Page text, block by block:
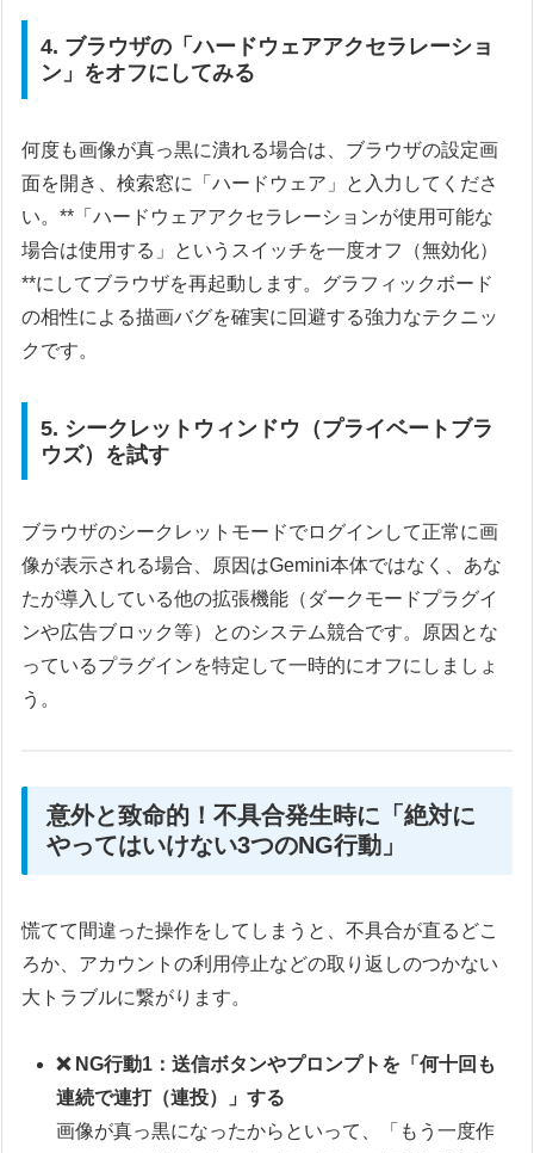
4. ブラウザの「ハードウェアアクセラレーショ
ン」をオフにしてみる
何度も画像が真っ黒に潰れる場合は、ブラウザの設定画
面を開き、検索窓に「ハードウェア」と入力してくださ
い。**「ハードウェアアクセラレーションが使用可能な
場合は使用する」というスイッチを一度オフ（無効化）
**にしてブラウザを再起動します。グラフィックボード
の相性による描画バグを確実に回避する強力なテクニッ
クです。
5. シークレットウィンドウ（プライベートブラ
ウズ）を試す
ブラウザのシークレットモードでログインして正常に画
像が表示される場合、原因はGemini本体ではなく、あな
たが導入している他の拡張機能（ダークモードプラグイ
ンや広告ブロック等）とのシステム競合です。原因とな
っているプラグインを特定して一時的にオフにしましょ
う。
意外と致命的！不具合発生時に「絶対に
やってはいけない3つのNG行動」
慌てて間違った操作をしてしまうと、不具合が直るどこ
ろか、アカウントの利用停止などの取り返しのつかない
大トラブルに繋がります。
❌ NG行動1：送信ボタンやプロンプトを「何十回も
連続で連打（連投）」する
画像が真っ黒になったからといって、「もう一度作